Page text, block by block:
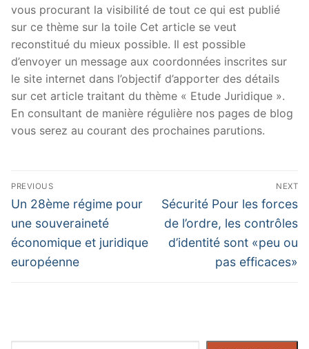
vous procurant la visibilité de tout ce qui est publié
sur ce thème sur la toile Cet article se veut
reconstitué du mieux possible. Il est possible
d’envoyer un message aux coordonnées inscrites sur
le site internet dans l’objectif d’apporter des détails
sur cet article traitant du thème « Etude Juridique ».
En consultant de manière régulière nos pages de blog
vous serez au courant des prochaines parutions.
Navigation
de
l’article
PREVIOUS
Previous
post:
Un 28ème régime pour
une souveraineté
économique et juridique
européenne
NEXT
Next
post:
Sécurité Pour les forces
de l’ordre, les contrôles
d’identité sont «peu ou
pas efficaces»